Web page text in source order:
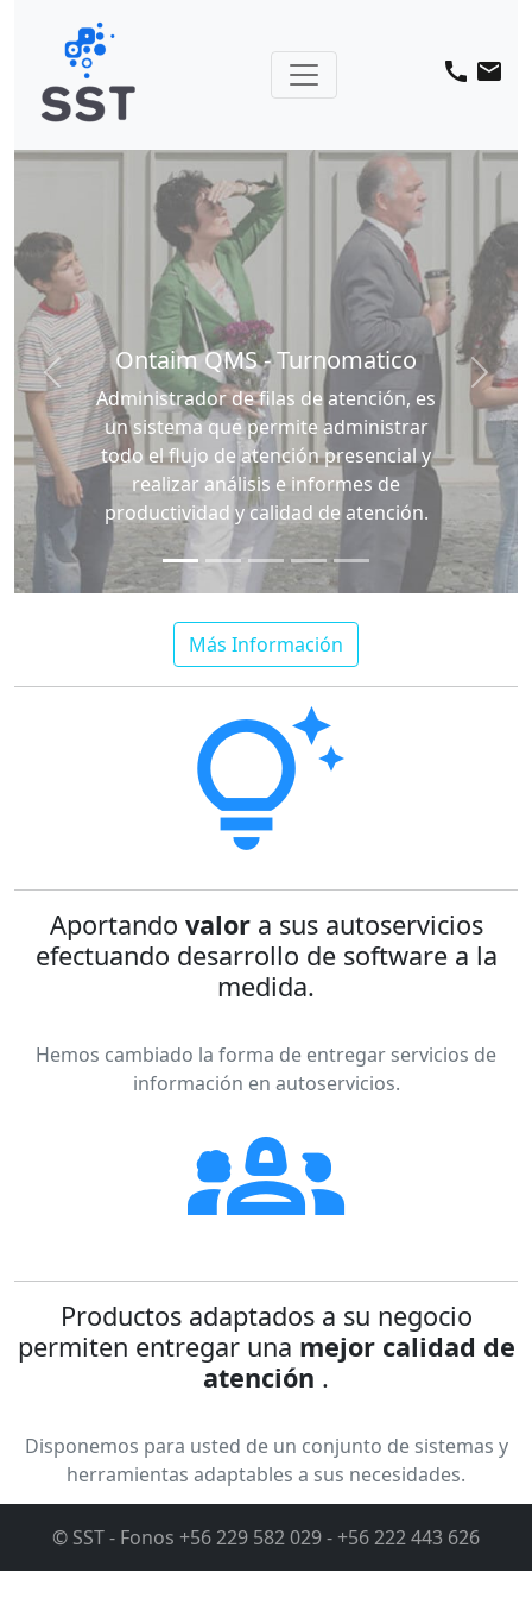
call email
© SST - Fonos +56 229 582 029 -+56 222 443 626
Ontaim QMS - Turnomatico
Administrador de filas de atención, es
un sistema que permite administrar
todo el flujo de atención presencial y
realizar análisis e informes de
productividad y calidad de atención.
Previous Next
Más Información
tips_and_updates
Aportando valora sus autoservicios
efectuando desarrollo de software a la
medida.
Hemos cambiado la forma de entregar servicios de
información en autoservicios.
groups_2
Productos adaptados a su negocio
permiten entregar una mejor calidad de
atención .
Disponemos para usted de un conjunto de sistemas y
herramientas adaptables a sus necesidades.